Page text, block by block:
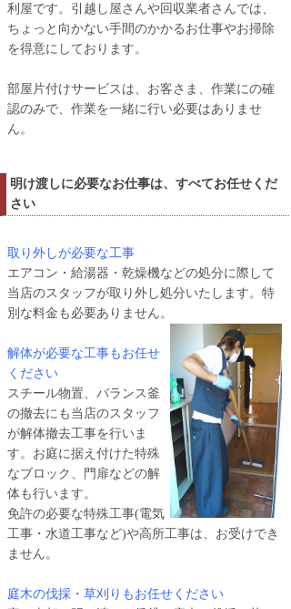
利屋です。引越し屋さんや回収業者さんでは、
ちょっと向かない手間のかかるお仕事やお掃除
を得意にしております。
部屋片付けサービスは、お客さま、作業にの確
認のみで、作業を一緒に行い必要はありませ
ん。
明け渡しに必要なお仕事は、すべてお任せくだ
さい
取り外しが必要な工事
エアコン・給湯器・乾燥機などの処分に際して
当店のスタッフが取り外し処分いたします。特
別な料金も必要ありません。
解体が必要な工事もお任せ
ください
スチール物置、バランス釜
の撤去にも当店のスタッフ
が解体撤去工事を行いま
す。お庭に据え付けた特殊
なブロック、門扉などの解
体も行います。
免許の必要な特殊工事(電気
工事・水道工事など)や高所工事は、お受けでき
ません。
庭木の伐採・草刈りもお任せください